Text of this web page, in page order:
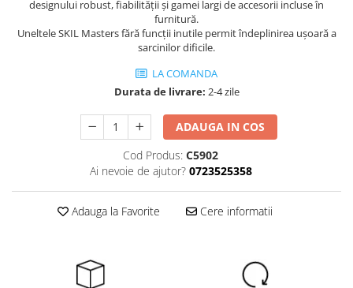
Pantaloni scurti
Salopetă cu pieptar
designului robust, fiabilităţii şi gamei largi de accesorii incluse în
furnitură.
Uneltele SKIL Masters fără funcţii inutile permit îndeplinirea uşoară a
sarcinilor dificile.
LA COMANDA
Durata de livrare: 2-4 zile
ADAUGA IN COS
Cod Produs: C5902
Ai nevoie de ajutor? 0723525358
Adauga la Favorite Cere informatii